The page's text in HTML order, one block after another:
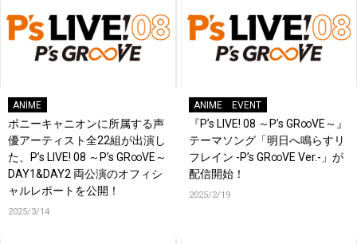
ANIME
ポニーキャニオンに所属する声
優アーティスト全22組が出演し
た、P’s LIVE! 08 ～P’s GR∞VE～
DAY1&DAY2 両公演のオフィシ
ャルレポートを公開！
2025/3/14
ANIME EVENT
『P’s LIVE! 08 ～P’s GR∞VE～』
テーマソング「明日へ鳴らすリ
フレイン -P’s GR∞VE Ver.-」が
配信開始！
2025/2/19